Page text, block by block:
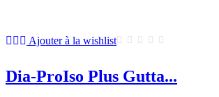
Ajouter à la wishlist
Dia-ProIso Plus Gutta...